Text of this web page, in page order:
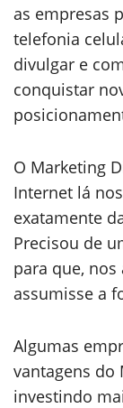
as empresas
telefonia
divulgar e
conquistar
O Marketing
Internet lá
exatamente
Precisou de
para que, nos
assumisse a
Algumas
vantagens do
investindo